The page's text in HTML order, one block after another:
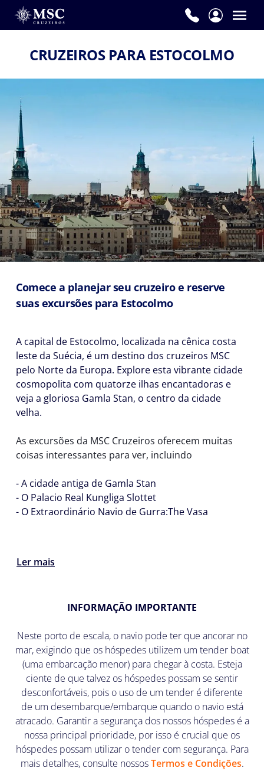
CRUZEIROS PARA ESTOCOLMO
Comece a planejar seu cruzeiro e reserve
suas excursões para Estocolmo
A capital de Estocolmo, localizada na cênica costa
leste da Suécia, é um destino dos cruzeiros MSC
pelo Norte da Europa. Explore esta vibrante cidade
cosmopolita com quatorze ilhas encantadoras e
veja a gloriosa Gamla Stan, o centro da cidade
velha.
As excursões da MSC Cruzeiros oferecem muitas
coisas interessantes para ver, incluindo
- A cidade antiga de Gamla Stan
- O Palacio Real Kungliga Slottet
- O Extraordinário Navio de Gurra:The Vasa
Ler mais
INFORMAÇÃO IMPORTANTE
Neste porto de escala, o navio pode ter que ancorar no
mar, exigindo que os hóspedes utilizem um tender boat
(uma embarcação menor) para chegar à costa. Esteja
ciente de que talvez os hóspedes possam se sentir
desconfortáveis, pois o uso de um tender é diferente
de um desembarque/embarque quando o navio está
atracado. Garantir a segurança dos nossos hóspedes é a
nossa principal prioridade, por isso é crucial que os
hóspedes possam utilizar o tender com segurança. Para
mais detalhes, consulte nossosTermos e Condições.